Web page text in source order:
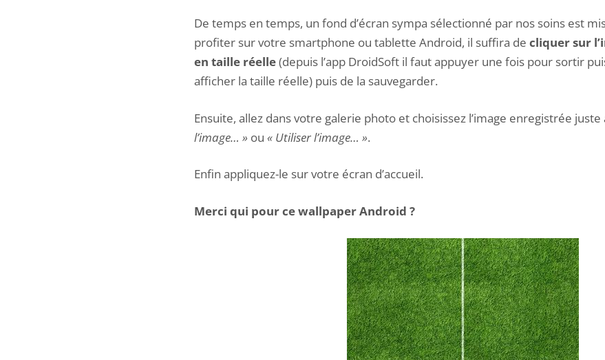
De temps en temps, un fond d’écran sympa sélectionné par nos soins est
profiter sur votre smartphone ou tablette Android, il suffira de cliquer sur
en taille réelle(depuis l’app DroidSoft il faut appuyer une fois pour sortir
afficher la taille réelle) puis de la sauvegarder.
Ensuite, allez dans votre galerie photo et choisissez l’image enregistrée juste
l’image… » ou « Utiliser l’image… ».
Enfin appliquez-le sur votre écran d’accueil.
Merci qui pour ce wallpaper Android ?